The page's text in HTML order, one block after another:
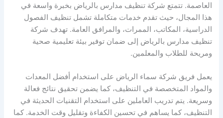
العاصمة. تتمتع شركة تنظيف مدارس بالرياض بخبرة واسعة في
هذا المجال، حيث تقدم خدمات متكاملة تشمل تنظيف الفصول
الدراسية، المكاتب، الممرات، والمرافق العامة. تهدف شركة
تنظيف مدارس بالرياض إلى ضمان توفير بيئة تعليمية صحية
ومريحة للطلاب والمعلمين.
يعمل فريق شركة سماء الرياض على استخدام أفضل المعدات
والمواد المتخصصة في التنظيف، كما يضمن تحقيق نتائج فعالة
وسريعة. يتم تدريب العاملين على استخدام التقنيات الحديثة في
التنظيف، كما يساهم في تحسين الكفاءة وتقليل وقت الخدمة. كما